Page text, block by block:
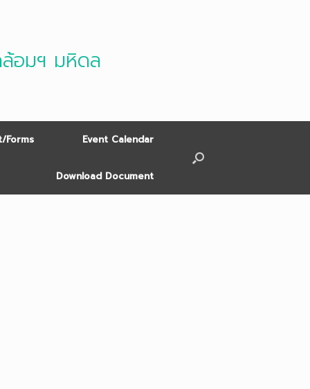
อมฯ มหิดล
Forms Event Calendar
Download Document